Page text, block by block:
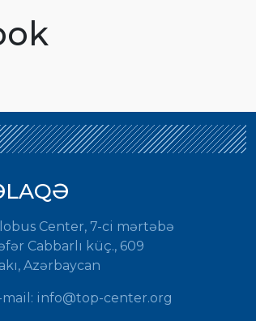
Center, 7-ci mərtəbə
Cabbarlı küç., 609
Azərbaycan
mail: info@top-center.org